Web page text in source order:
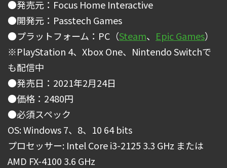
●発売元：Focus Home Interactive
●開発元：Passtech Games
●プラットフォーム：PC（Steam、 Epic Games）
※PlayStation 4、Xbox One、Nintendo Switchで
も配信中
●発売日：2021年2月24日
●価格：2480円
●必須スペック
OS: Windows 7、8、10 64 bits
プロセッサー: Intel Core i3-2125 3.3 GHz または
AMD FX-4100 3.6 GHz